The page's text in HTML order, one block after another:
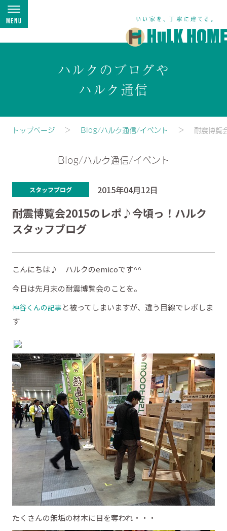
Menu
ハルクのブログや
ハルク通信
トップページ Blog/ハルク通信/イベント 耐震博覧
Blog/ハルク通信/イベント
スタッフブログ 2015年04月12日
耐震博覧会2015のレポ♪今頃っ！ハルク
スタッフブログ
こんにちは♪ ハルクのemicoです^^
今日は先月末の耐震博覧会のことを。
神谷くんの記事 と被ってしまいますが、違う目線でレポしま
す
たくさんの無垢の材木に目を奪われ・・・